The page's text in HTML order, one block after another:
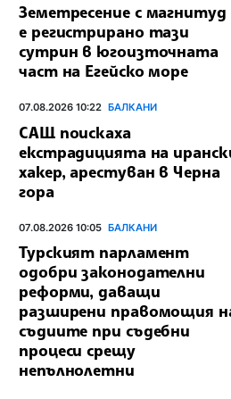
Земетресение с магнитуд
е регистрирано тази
сутрин в югоизточната
част на Егейско море
07.08.2026 10:22 БАЛКАНИ
САЩ поискаха
екстрадицията на
хакер, арестуван в Черна
гора
07.08.2026 10:05 БАЛКАНИ
Турският парламент
одобри законодателни
реформи, даващи
разширени правомощия
съдиите при съдебни
процеси срещу
непълнолетни